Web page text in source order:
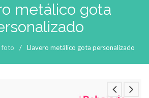
metálico gota
foto / Llavero metálico gota personalizado